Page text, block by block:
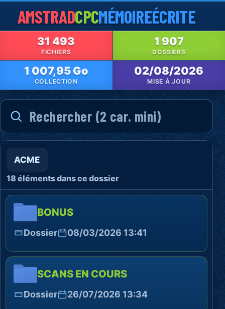
AMSTRADCPCMÉMOIREÉCRITE
31 493
FICHIERS
1 907
DOSSIERS
1 007,95 Go
COLLECTION
02/08/2026
MISE À JOUR
ACME
18 éléments dans ce dossier
BONUS
Dossier 08/03/2026 13:41
SCANS EN COURS
Dossier 26/07/2026 13:34